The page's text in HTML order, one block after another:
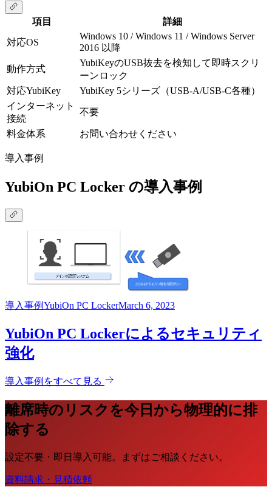
項目
詳細
対応OS
Windows 10 / Windows 11 / Windows Server
2016 以降
動作方式
YubiKeyのUSB抜去を検知して即時スクリ
ーンロック
対応YubiKey
YubiKey 5シリーズ（USB-A/USB-C各種）
インターネット
接続
不要
料金体系 お問い合わせください
導入事例
YubiOn PC Locker の導入事例
導入事例YubiOn PC LockerMarch 6, 2023
YubiOn PC Lockerによるセキュリティ
強化
導入事例をすべて見る
離席時のリスクを今日から物理的に排
除する
設定不要・即日導入可能。まずはご相談ください。
資料請求・見積依頼